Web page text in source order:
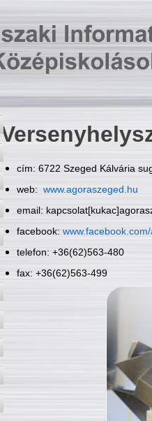
cím: 6722 Szeged Kálvária
web: www.agoraszeged.hu
email:
facebook:
telefon: +36(62)563-480
fax: +36(62)563-499